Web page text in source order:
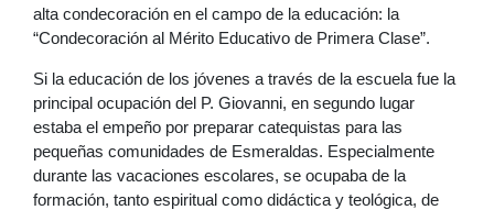
alta condecoración en el campo de la educación: la
“Condecoración al Mérito Educativo de Primera Clase”.
Si la educación de los jóvenes a través de la escuela fue la
principal ocupación del P. Giovanni, en segundo lugar
estaba el empeño por preparar catequistas para las
pequeñas comunidades de Esmeraldas. Especialmente
durante las vacaciones escolares, se ocupaba de la
formación, tanto espiritual como didáctica y teológica, de